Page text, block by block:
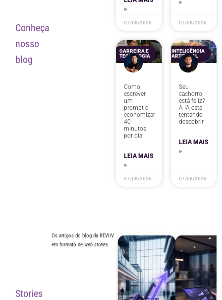
Conheça
nosso
blog
»
07/08/2026
»
07/08/2026
CARREIRA E
TECNOLOGIA
Como
escrever
um
prompt e
economizar
40
minutos
por dia
LEIA MAIS
»
07/08/2026
INTELIGÊNCIA
ARTIFICIAL
Seu
cachorro
está feliz?
A IA está
tentando
descobrir
LEIA MAIS
»
07/08/2026
Stories
Os artigos do blog da REVIIV
em formato de web stories.